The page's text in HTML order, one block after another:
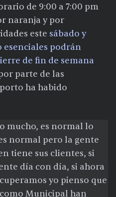
de 9:00 a 7:00 pm
naranja y por
este sábado y
esenciales podrán
de fin de semana
parte de las
ha habido
mucho, es normal lo
normal pero la gente
tiene sus clientes, si
día con día, si ahora
yo pienso que
Municipal han